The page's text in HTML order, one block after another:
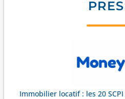
Immobilier locatif : les 20